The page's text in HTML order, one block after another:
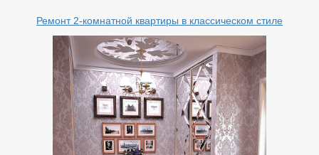
Ремонт 2-комнатной квартиры в классическом стиле